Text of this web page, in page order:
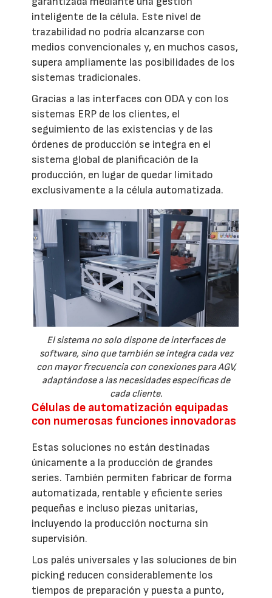
inteligente de la célula. Este nivel de
trazabilidad no podría alcanzarse con
medios convencionales y, en muchos casos,
supera ampliamente las posibilidades de los
sistemas tradicionales.
Gracias a las interfaces con ODA y con los
sistemas ERP de los clientes, el
seguimiento de las existencias y de las
órdenes de producción se integra en el
sistema global de planificación de la
producción, en lugar de quedar limitado
exclusivamente a la célula automatizada.
El sistema no solo dispone de interfaces de
software, sino que también se integra cada vez
con mayor frecuencia con conexiones para AGV,
adaptándose a las necesidades específicas de
cada cliente.
Células de automatización equipadas
con numerosas funciones innovadoras
Estas soluciones no están destinadas
únicamente a la producción de grandes
series. También permiten fabricar de forma
automatizada, rentable y eficiente series
pequeñas e incluso piezas unitarias,
incluyendo la producción nocturna sin
supervisión.
Los palés universales y las soluciones de bin
picking reducen considerablemente los
tiempos de preparación y puesta a punto,